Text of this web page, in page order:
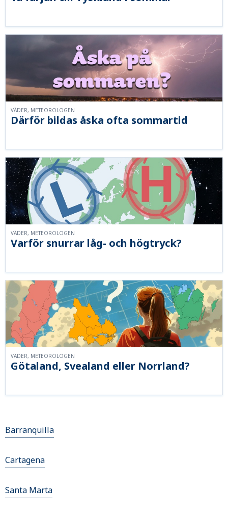
Därför bildas åska ofta sommartid
VÄDER, METEOROLOGEN
Varför snurrar låg- och högtryck?
VÄDER, METEOROLOGEN
Götaland, Svealand eller Norrland?
VÄDER, METEOROLOGEN
Barranquilla
Cartagena
Santa Marta